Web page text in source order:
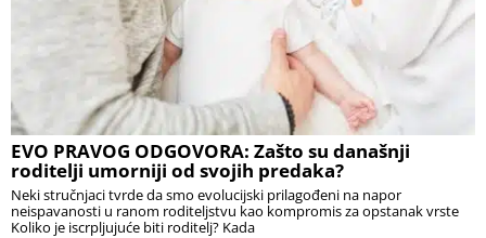
EVO PRAVOG ODGOVORA: Zašto su današnji
roditelji umorniji od svojih predaka?
Neki stručnjaci tvrde da smo evolucijski prilagođeni na napor
neispavanosti u ranom roditeljstvu kao kompromis za opstanak vrste
Koliko je iscrpljujuće biti roditelj? Kada